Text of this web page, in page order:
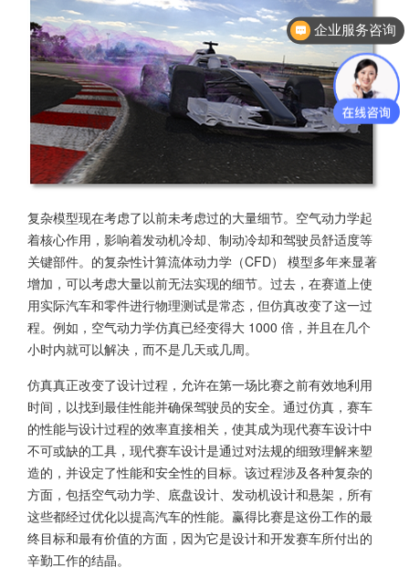
复杂模型现在考虑了以前未考虑过的大量细节。空气动力学起
着核心作用，影响着发动机冷却、制动冷却和驾驶员舒适度等
关键部件。的复杂性计算流体动力学（CFD） 模型多年来显著
增加，可以考虑大量以前无法实现的细节。过去，在赛道上使
用实际汽车和零件进行物理测试是常态，但仿真改变了这一过
程。例如，空气动力学仿真已经变得大 1000 倍，并且在几个
小时内就可以解决，而不是几天或几周。
仿真真正改变了设计过程，允许在第一场比赛之前有效地利用
时间，以找到最佳性能并确保驾驶员的安全。通过仿真，赛车
的性能与设计过程的效率直接相关，使其成为现代赛车设计中
不可或缺的工具，现代赛车设计是通过对法规的细致理解来塑
造的，并设定了性能和安全性的目标。该过程涉及各种复杂的
方面，包括空气动力学、底盘设计、发动机设计和悬架，所有
这些都经过优化以提高汽车的性能。赢得比赛是这份工作的最
终目标和最有价值的方面，因为它是设计和开发赛车所付出的
辛勤工作的结晶。
企业服务咨询